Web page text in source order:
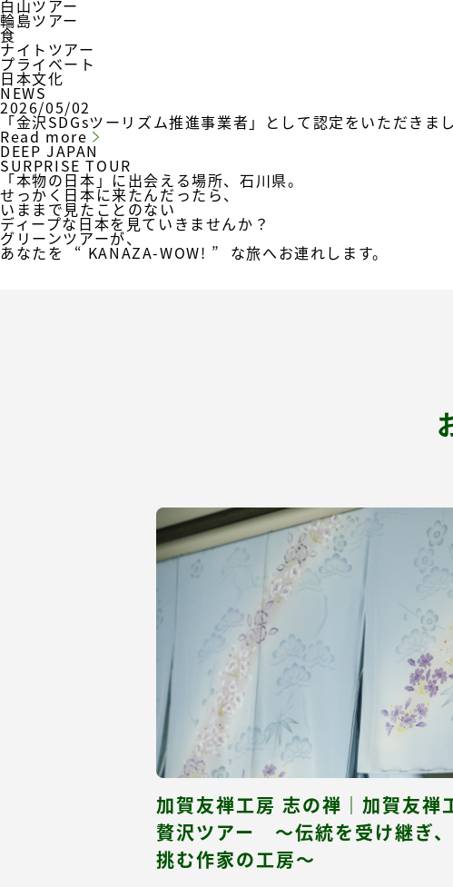
白山ツアー
輪島ツアー
食
ナイトツアー
プライベート
日本文化
NEWS
2026/05/02
「金沢SDGsツーリズム推進事業者」として認定をいただきま
Read more
DEEP JAPAN
SURPRISE TOUR
「本物の日本」に出会える場所、石川県。
せっかく日本に来たんだったら、
いままで見たことのない
ディープな日本を見ていきませんか？
グリーンツアーが、
あなたを “ KANAZA-WOW! ” な旅へお連れします。
加賀友禅工房 志の禅｜加賀友禅
贅沢ツアー ～伝統を受け継ぎ
挑む作家の工房～